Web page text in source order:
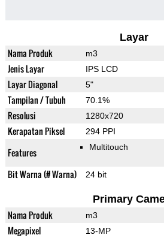
Layar
Nama Produk m3
Jenis Layar IPS LCD
Layar Diagonal 5"
Tampilan / Tubuh 70.1%
Resolusi 1280x720
Kerapatan Piksel 294 PPI
Features Multitouch
Bit Warna (# Warna) 24 bit
Primary
Nama Produk m3
Megapixel 13-MP